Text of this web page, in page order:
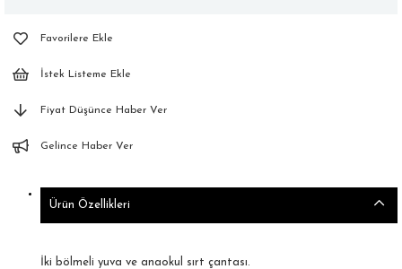
Favorilere Ekle
İstek Listeme Ekle
Fiyat Düşünce Haber Ver
Gelince Haber Ver
Ürün Özellikleri
İki bölmeli yuva ve anaokul sırt çantası.